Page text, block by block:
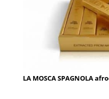
LA MOSCA SPAGNOLA